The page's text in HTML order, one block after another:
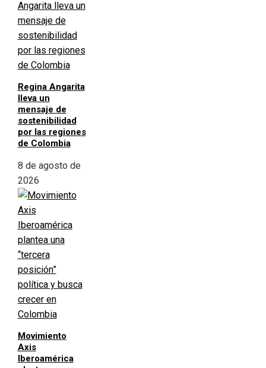
Regina Angarita
lleva un
mensaje de
sostenibilidad
por las regiones
de Colombia
8 de agosto de
2026
Movimiento
Axis
Iberoamérica